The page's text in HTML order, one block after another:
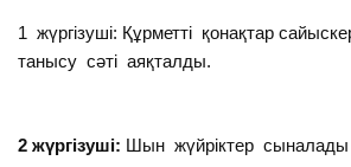
1 жүргізуші: Құрметті қонақтар
танысу сәті аяқталды.
2 жүргізуші: Шын жүйріктер